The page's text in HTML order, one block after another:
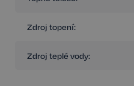
Zdroj topení:
Zdroj teplé vody: